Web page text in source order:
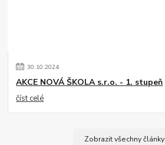
30.10.2024
AKCE NOVÁ ŠKOLA s.r.o. - 1. stupeň
číst celé
Zobrazit všechny články